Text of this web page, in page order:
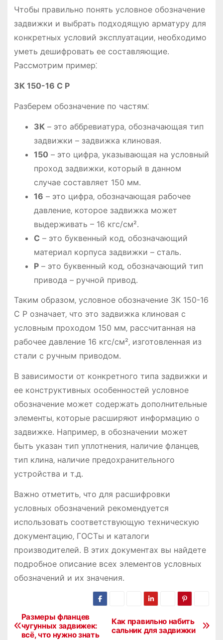
Чтобы правильно понять условное обозначение
задвижки и выбрать подходящую арматуру для
конкретных условий эксплуатации‚ необходимо
уметь дешифровать ее составляющие.
Рассмотрим пример⁚
ЗК 150-16 С Р
Разберем обозначение по частям⁚
ЗК– это аббревиатура‚ обозначающая тип
задвижки – задвижка клиновая.
150 – это цифра‚ указывающая на условный
проход задвижки‚ который в данном
случае составляет 150 мм.
16 – это цифра‚ обозначающая рабочее
давление‚ которое задвижка может
выдерживать – 16 кгс/см².
С – это буквенный код‚ обозначающий
материал корпуса задвижки – сталь.
Р– это буквенный код‚ обозначающий тип
привода – ручной привод.
Таким образом‚ условное обозначение ЗК 150-16
С Р означает‚ что это задвижка клиновая с
условным проходом 150 мм‚ рассчитанная на
рабочее давление 16 кгс/см²‚ изготовленная из
стали с ручным приводом.
В зависимости от конкретного типа задвижки и
ее конструктивных особенностей условное
обозначение может содержать дополнительные
элементы‚ которые расширяют информацию о
задвижке. Например‚ в обозначении может
быть указан тип уплотнения‚ наличие фланцев‚
тип клина‚ наличие предохранительного
устройства и т.д.
Важно отметить‚ что для расшифровки
условных обозначений рекомендуется
использовать соответствующую техническую
документацию‚ ГОСТы и каталоги
производителей. В этих документах вы найдете
подробное описание всех элементов условных
обозначений и их значения.
Н
Как правильно набить
сальник для задвижки
Размеры фланцев
чугунных задвижек:
всё, что нужно знать